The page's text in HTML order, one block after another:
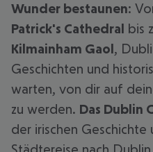
Wunder bestaunen:
Patrick's Cathedral bis
Kilmainham Gaol,
Geschichten und
warten, von dir auf
zu werden. Das Dublin
der irischen